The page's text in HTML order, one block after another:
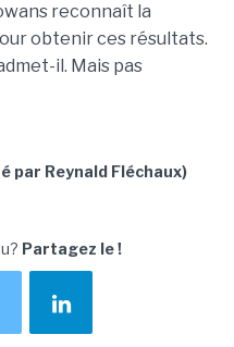
reconnaît la
obtenir ces résultats.
il. Mais pas
par Reynald Fléchaux)
Partagez le !